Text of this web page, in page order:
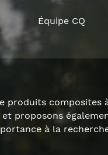
Équipe CQ
produits
proposons
à la